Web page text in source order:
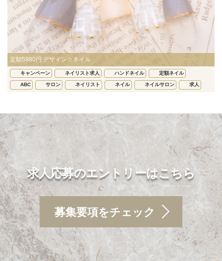
定額5980円 デザイン☆ネイル
キャンペーン ネイリスト求人 ハンドネイル 定額ネイル
ABC サロン ネイリスト ネイル ネイルサロン 求人
求人応募のエントリーはこちら
募集要項をチェック